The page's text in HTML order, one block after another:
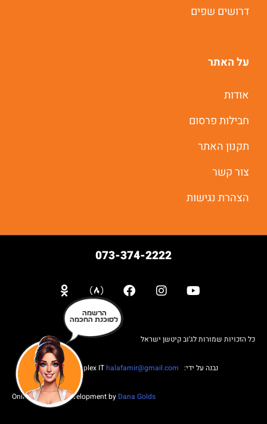
דרושים שפים
על האתר
אודות
חבילות פרסום
תקנון האתר
צור קשר
הצהרת נגישות
073-374-2222
כל הזכויות שמורות לג'וב קיטשן ישראל
נבנה על ידי: Web complex IT halafamir@gmail.com
Online Business Development by Dana Golds
הרשמה
לסוכנת החכמה